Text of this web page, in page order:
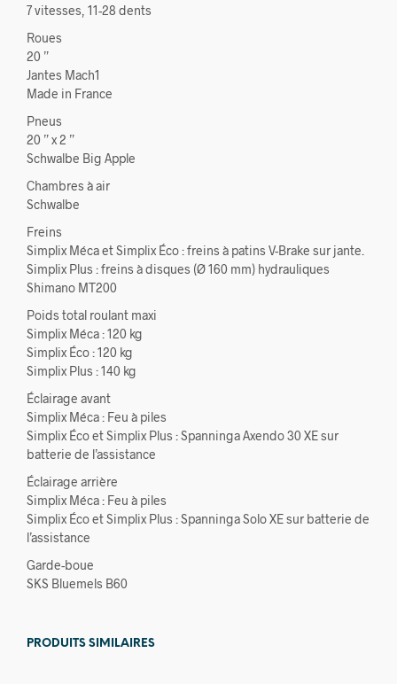
7 vitesses, 11-28 dents
Roues
20 ”
Jantes Mach1
Made in France
Pneus
20 ” x 2 ”
Schwalbe Big Apple
Chambres à air
Schwalbe
Freins
Simplix Méca et Simplix Éco : freins à patins V-Brake sur jante.
Simplix Plus : freins à disques (Ø 160 mm) hydrauliques
Shimano MT200
Poids total roulant maxi
Simplix Méca : 120 kg
Simplix Éco : 120 kg
Simplix Plus : 140 kg
Éclairage avant
Simplix Méca : Feu à piles
Simplix Éco et Simplix Plus : Spanninga Axendo 30 XE sur
batterie de l’assistance
Éclairage arrière
Simplix Méca : Feu à piles
Simplix Éco et Simplix Plus : Spanninga Solo XE sur batterie de
l’assistance
Garde-boue
SKS Bluemels B60
PRODUITS SIMILAIRES